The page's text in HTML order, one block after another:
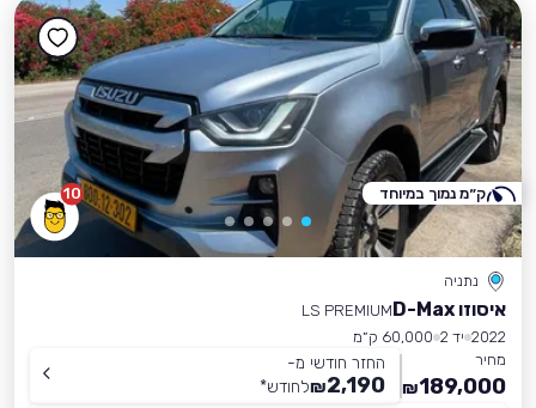
10
נתניה
איסוזו D-Max
LS PREMIUM
2022 יד 2
60,000 ק״מ
מחיר
189,000
₪
החזר חודשי מ-
2,190
₪לחודש*
ק״מ נמוך במיוחד